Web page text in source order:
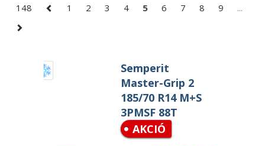
148 1 2 3 4 5 6 7 8 9 ...
Semperit
Master-Grip 2
185/70 R14 M+S
3PMSF 88T
AKCIÓ